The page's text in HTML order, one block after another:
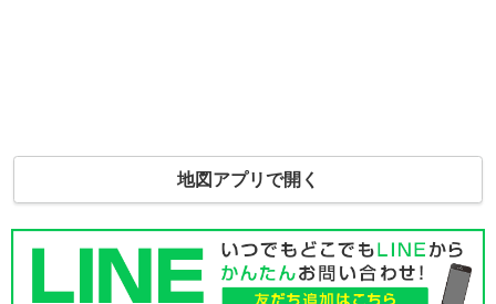
地図アプリで開く